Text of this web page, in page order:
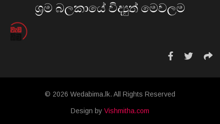
ශ්‍රම බලකායේ විද්‍යුත් මෙවලම
© 2026 Wedabima.lk. All Rights Reserved
Design by Vishmitha.com